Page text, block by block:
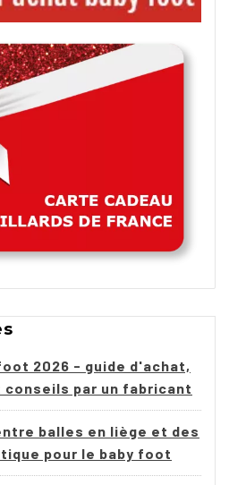
teinté, vernis, bois
table à manger
vont de 2,10 m à 2,60
mode table à manger, avec
un billard de 2,10 m
Les dimensions de jeu
d'aller au-delà. La
en quelques gestes : le
sur commande dans
choisissez :
parmi 25 coloris Simonis
(blanc, gris, noir), teinté,
2026 - guide d'achat,
par un fabricant
balles en liège et des
pour le baby foot